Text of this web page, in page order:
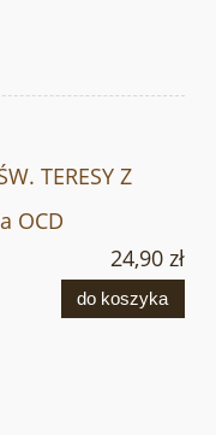
TERESY Z
OCD
24,90 zł
do koszyka